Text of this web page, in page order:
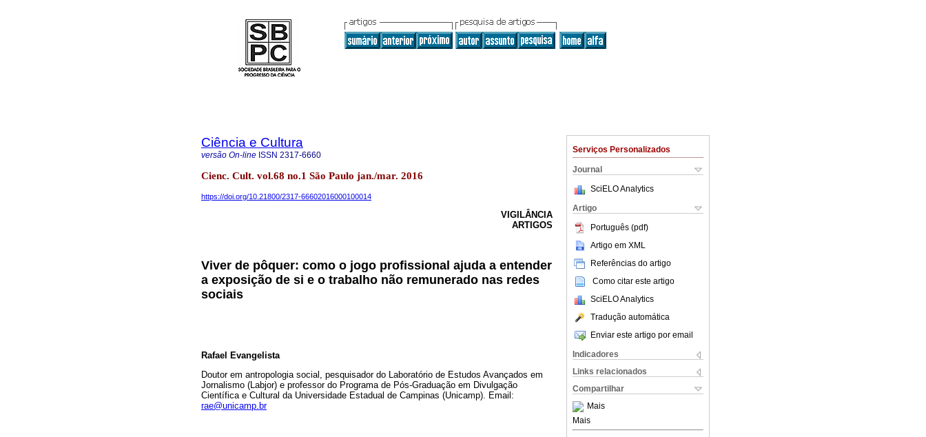
Serviços Personalizados
Journal
SciELO Analytics
Artigo
Português (pdf)
Artigo em XML
Referências do artigo
Como citar este artigo
SciELO Analytics
Tradução automática
Enviar este artigo por email
Indicadores
Links relacionados
Compartilhar
Mais
Mais
Ciência e Cultura
versão On-line ISSN 2317-6660
Cienc. Cult. vol.68 no.1 São Paulo jan./mar. 2016
https://doi.org/10.21800/2317-66602016000100014
VIGILÂNCIA
ARTIGOS
Viver de pôquer: como o jogo profissional ajuda a entender
a exposição de si e o trabalho não remunerado nas redes
sociais
Rafael Evangelista
Doutor em antropologia social, pesquisador do Laboratório de Estudos Avançados em
Jornalismo (Labjor) e professor do Programa de Pós-Graduação em Divulgação
Científica e Cultural da Universidade Estadual de Campinas (Unicamp). Email:
rae@unicamp.br